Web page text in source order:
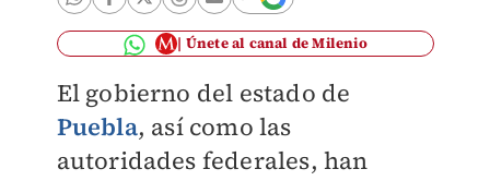
Únete al canal de Milenio
El gobierno del estado de
Puebla, así como las
autoridades federales, han